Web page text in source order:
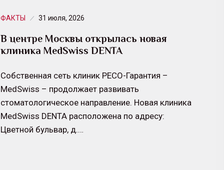
ФАКТЫ 31 июля, 2026
В центре Москвы открылась новая
клиника MedSwiss DENTA
Собственная сеть клиник РЕСО-Гарантия –
MedSwiss – продолжает развивать
стоматологическое направление. Новая клиника
MedSwiss DENTA расположена по адресу:
Цветной бульвар, д.…